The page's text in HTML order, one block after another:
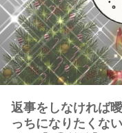
返事をしなければ
っちになりたくな